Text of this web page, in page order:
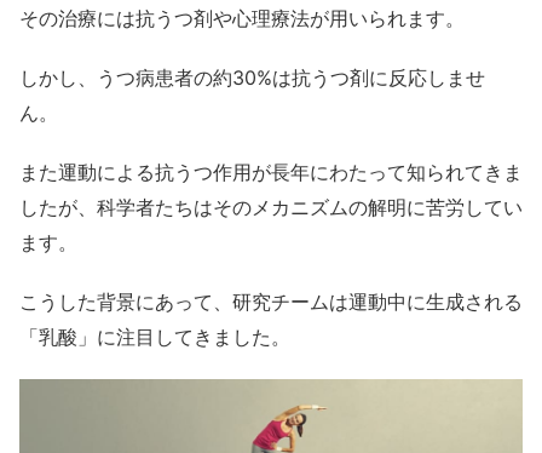
その治療には抗うつ剤や心理療法が用いられます。
しかし、うつ病患者の約30%は抗うつ剤に反応しませ
ん。
また運動による抗うつ作用が長年にわたって知られてきま
したが、科学者たちはそのメカニズムの解明に苦労してい
ます。
こうした背景にあって、研究チームは運動中に生成される
「乳酸」に注目してきました。